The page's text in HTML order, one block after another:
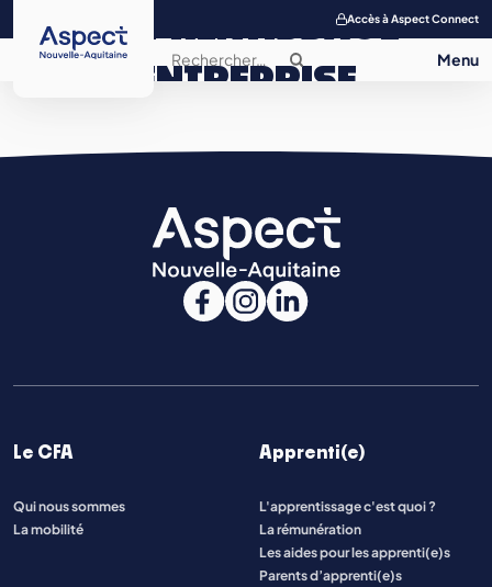
Accès à Aspect Connect
APPRENTISSAGE
ENTREPRISE
CONTACT
Le CFA
Qui nous sommes
La mobilité
Apprenti(e)
L'apprentissage c'est quoi ?
La rémunération
Les aides pour les apprenti(e)s
Parents d’apprenti(e)s